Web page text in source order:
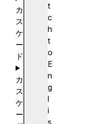
t
c
h
t
o
E
n
g
l
i
カ
ス
ケ
ー
ド
カ
ス
ケ
ー